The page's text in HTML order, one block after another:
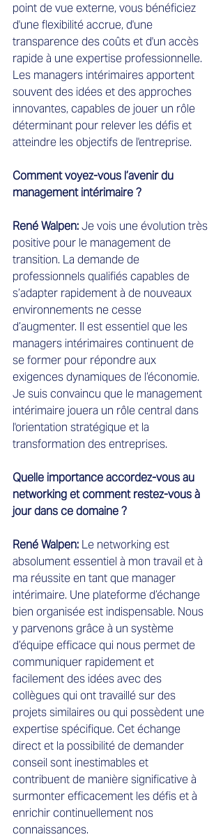
point de vue externe, vous bénéficiez
d'une flexibilité accrue, d'une
transparence des coûts et d'un accès
rapide à une expertise professionnelle.
Les managers intérimaires apportent
souvent des idées et des approches
innovantes, capables de jouer un rôle
déterminant pour relever les défis et
atteindre les objectifs de l'entreprise.
Comment voyez-vous l’avenir du
management intérimaire ?
René Walpen: Je vois une évolution très
positive pour le management de
transition. La demande de
professionnels qualifiés capables de
s’adapter rapidement à de nouveaux
environnements ne cesse
d’augmenter. Il est essentiel que les
managers intérimaires continuent de
se former pour répondre aux
exigences dynamiques de l’économie.
Je suis convaincu que le management
intérimaire jouera un rôle central dans
l'orientation stratégique et la
transformation des entreprises.
Quelle importance accordez-vous au
networking et comment restez-vous à
jour dans ce domaine ?
René Walpen: Le networking est
absolument essentiel à mon travail et à
ma réussite en tant que manager
intérimaire. Une plateforme d’échange
bien organisée est indispensable. Nous
y parvenons grâce à un système
d’équipe efficace qui nous permet de
communiquer rapidement et
facilement des idées avec des
collègues qui ont travaillé sur des
projets similaires ou qui possèdent une
expertise spécifique. Cet échange
direct et la possibilité de demander
conseil sont inestimables et
contribuent de manière significative à
surmonter efficacement les défis et à
enrichir continuellement nos
connaissances.